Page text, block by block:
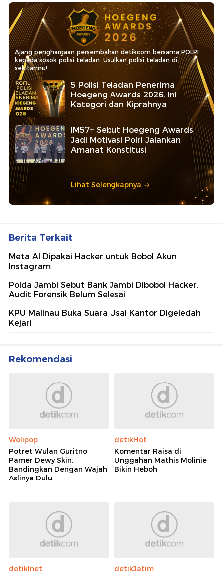
Ajang penghargaan persembahan detikcom bersama POLRI
kepada sosok polisi teladan. Usulkan polisi teladan di
sekitarmu!
5 Polisi Teladan Penerima
Hoegeng Awards 2026, Ini
Kategori dan Kiprahnya
IM57+ Sebut Hoegeng Awards
Jadi Motivasi Polri Jalankan
Amanat Konstitusi
Lihat Selengkapnya
Berita Terkait
Meta AI Dipakai Hacker untuk Bobol Akun
Instagram
Polda Jambi Sebut Bank Jambi Dibobol Hacker,
Audit Forensik Belum Selesai
KPU Malinau Buka Suara Usai Kantor Digeledah
Kejari
Rekomendasi
Wolipop
Potret Wulan Guritno
Pamer Dewy Skin,
Bandingkan Dengan Wajah
Aslinya Dulu
detikHot
Komentar Raisa di
Unggahan Mathis Molinie
Bikin Heboh
detikInet
detikJatim